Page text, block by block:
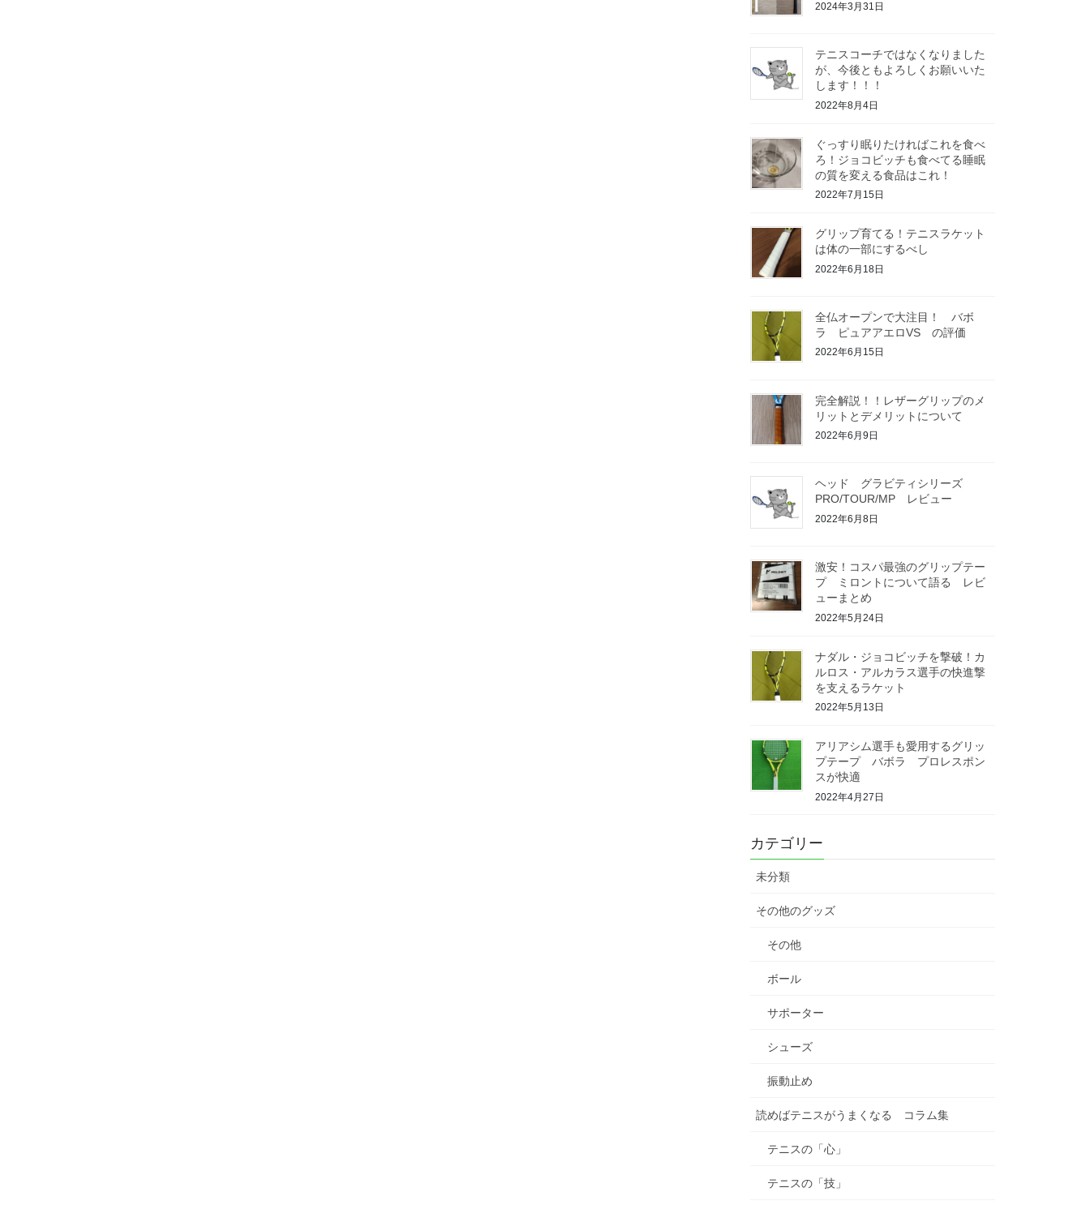
2024年3月31日
テニスコーチではなくなりました
が、今後ともよろしくお願いいた
します！！！
2022年8月4日
ぐっすり眠りたければこれを食べ
ろ！ジョコビッチも食べてる睡眠
の質を変える食品はこれ！
2022年7月15日
グリップ育てる！テニスラケット
は体の一部にするべし
2022年6月18日
全仏オープンで大注目！ バボ
ラ ピュアアエロVS の評価
2022年6月15日
完全解説！！レザーグリップのメ
リットとデメリットについて
2022年6月9日
ヘッド グラビティシリーズ
PRO/TOUR/MP レビュー
2022年6月8日
激安！コスパ最強のグリップテー
プ ミロントについて語る レビ
ューまとめ
2022年5月24日
ナダル・ジョコビッチを撃破！カ
ルロス・アルカラス選手の快進撃
を支えるラケット
2022年5月13日
アリアシム選手も愛用するグリッ
プテープ バボラ プロレスポン
スが快適
2022年4月27日
カテゴリー
未分類
その他のグッズ
その他
ボール
サポーター
シューズ
振動止め
読めばテニスがうまくなる コラム集
テニスの「心」
テニスの「技」